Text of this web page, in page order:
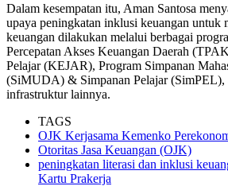
Dalam kesempatan itu, Aman Santosa
upaya peningkatan inklusi keuangan untuk
keuangan dilakukan melalui berbagai
Percepatan Akses Keuangan Daerah
Pelajar (KEJAR), Program Simpanan
(SiMUDA) & Simpanan Pelajar (SimPEL),
infrastruktur lainnya.
TAGS
OJK Kerjasama Kemenko
Otoritas Jasa Keuangan (OJK)
peningkatan literasi dan inklusi
Kartu Prakerja